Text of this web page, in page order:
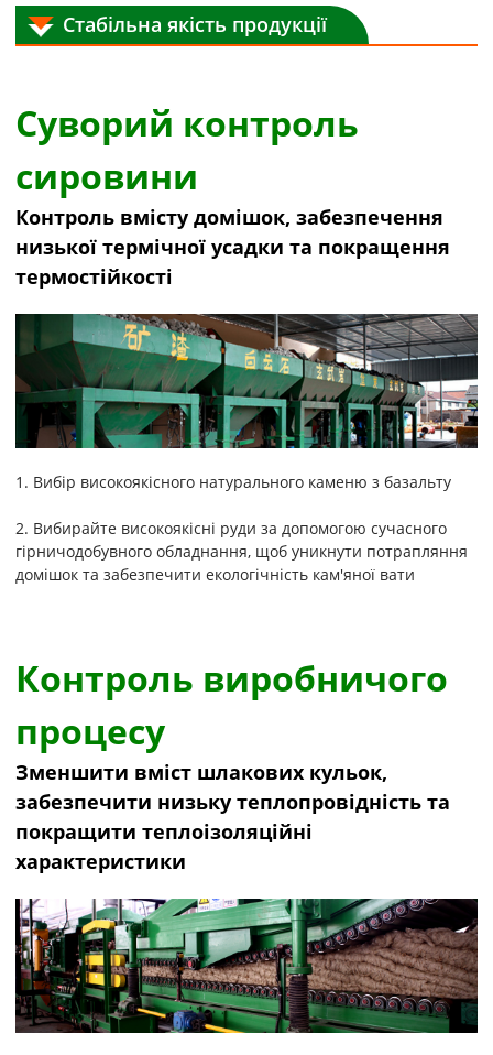
Стабільна якість продукції
Суворий контроль
сировини
Контроль вмісту домішок, забезпечення
низької термічної усадки та покращення
термостійкості
1. Вибір високоякісного натурального каменю з базальту
2. Вибирайте високоякісні руди за допомогою сучасного
гірничодобувного обладнання, щоб уникнути потрапляння
домішок та забезпечити екологічність кам'яної вати
Контроль виробничого
процесу
Зменшити вміст шлакових кульок,
забезпечити низьку теплопровідність та
покращити теплоізоляційні
характеристики